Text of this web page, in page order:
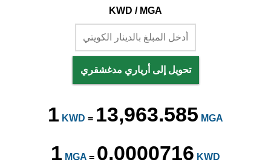
KWD / MGA
تحويل إلى أرياري مدغشقري
1 KWD = 13,963.585 MGA
1 MGA = 0.0000716 KWD